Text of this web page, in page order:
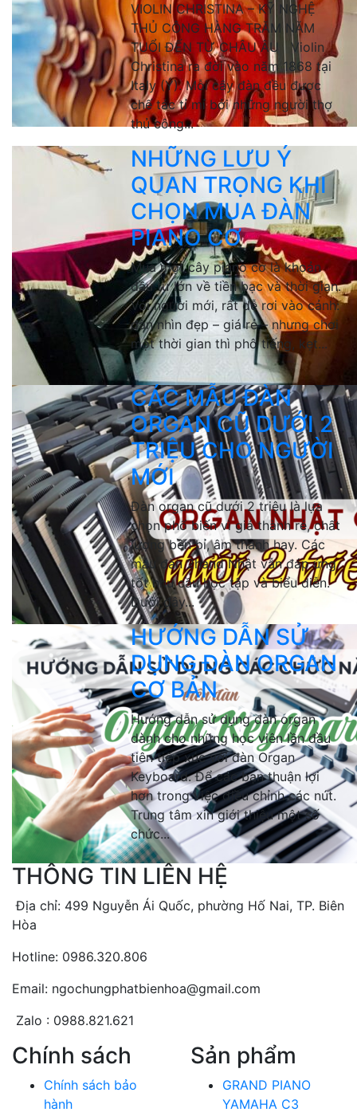
VIOLIN CHRISTINA – KỸ NGHỆ
THỦ CÔNG HÀNG TRĂM NĂM
TUỔI ĐẾN TỪ CHÂU ÂU Violin
Christina ra đời vào năm 1868 tại
Italy (Ý). Mỗi cây đàn đều được
chế tác tỉ mỉ bởi những người thợ
thủ công...
NHỮNG LƯU Ý
QUAN TRỌNG KHI
CHỌN MUA ĐÀN
PIANO CƠ
Mua một cây piano cơ là khoản
đầu tư lớn về tiền bạc và thời gian.
Với người mới, rất dễ rơi vào cảnh:
đàn nhìn đẹp – giá rẻ – nhưng chơi
một thời gian thì phô tiếng, kẹt...
CÁC MẪU ĐÀN
ORGAN CŨ DƯỚI 2
TRIỆU CHO NGƯỜI
MỚI
Đàn organ cũ dưới 2 triệu là lựa
chọn phổ biến vì giá thành rẻ, chất
lượng bền bỉ, âm thanh hay. Các
mẫu đàn 2hand Nhật vẫn đáp ứng
tốt nhu cầu học tập và biểu diễn.
Dưới đây...
HƯỚNG DẪN SỬ
DỤNG ĐÀN ORGAN
CƠ BẢN
Hướng dẫn sử dụng đàn organ
dành cho những học viên lần đầu
tiên tiếp xúc với đàn Organ
Keyboard. Để các bạn thuận lợi
hơn trong việc điều chỉnh các nút.
Trung tâm xin giới thiệu một số
chức...
THÔNG TIN LIÊN HỆ
Địa chỉ: 499 Nguyễn Ái Quốc, phường Hố Nai, TP. Biên
Hòa
Hotline: 0986.320.806
Email: ngochungphatbienhoa@gmail.com
Zalo : 0988.821.621
Chính sách
Chính sách bảo
hành
Sản phẩm
GRAND PIANO
YAMAHA C3